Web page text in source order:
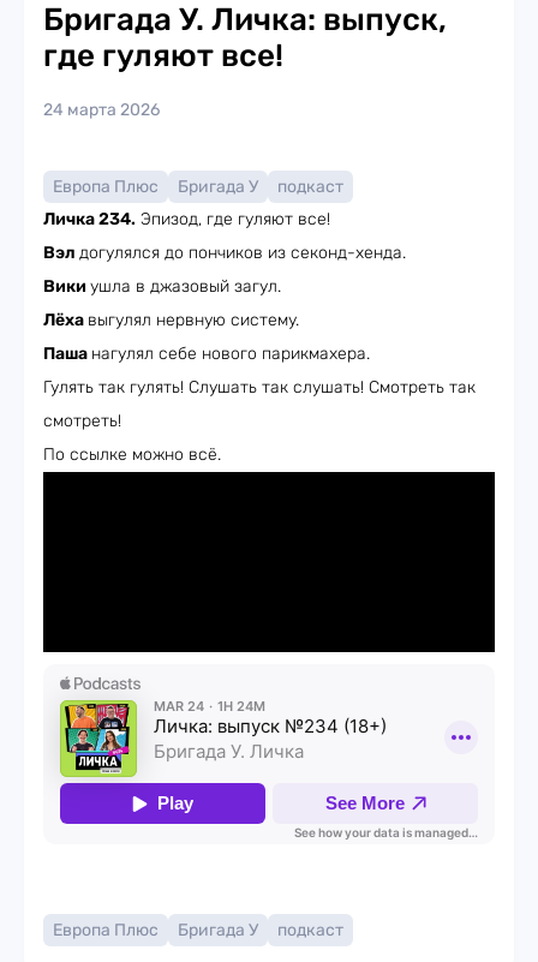
Бригада У. Личка: выпуск,
где гуляют все!
24 марта 2026
Европа Плюс Бригада У
подкаст
Личка 234. Эпизод, где гуляют все!
Вэл догулялся до пончиков из секонд-хенда.
Вики ушла в джазовый загул.
Лёха выгулял нервную систему.
Паша нагулял себе нового парикмахера.
Гулять так гулять! Слушать так слушать! Смотреть так
смотреть!
По ссылке можно всё.
Европа Плюс Бригада У подкаст